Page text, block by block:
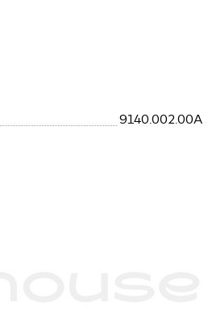
9140.002.00A